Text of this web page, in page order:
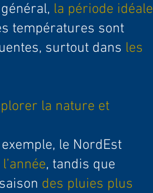
la période idéale
températures sont
surtout dans les
la nature et
le NordEst
, tandis que
des pluies plus